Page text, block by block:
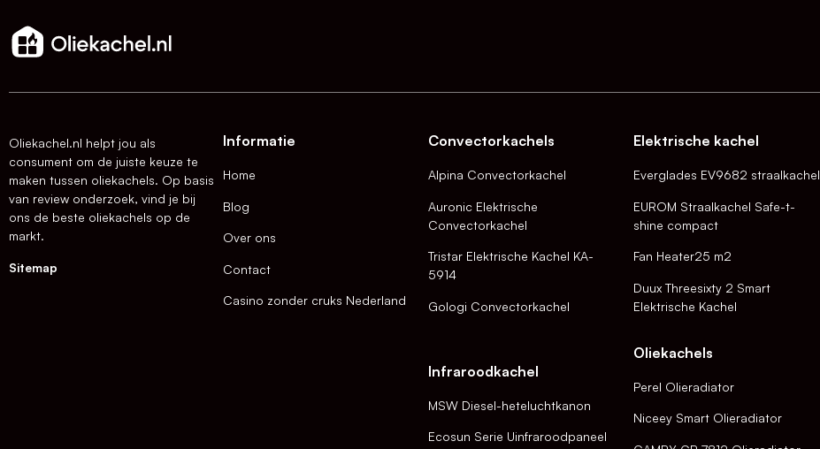
Oliekachel.nl helpt jou als
consument om de juiste keuze te
maken tussen oliekachels. Op basis
van review onderzoek, vind je bij
ons de beste oliekachels op de
markt.
Sitemap
Informatie
Home
Blog
Over ons
Contact
Casino zonder cruks Nederland
Convectorkachels
Alpina Convectorkachel
Auronic Elektrische
Convectorkachel
Tristar Elektrische Kachel KA-
5914
Gologi Convectorkachel
Infraroodkachel
MSW Diesel-heteluchtkanon
Ecosun Serie Uinfraroodpaneel
Elektrische kachel
Everglades EV9682 straalkachel
EUROM Straalkachel Safe-t-
shine compact
Fan Heater25 m2
Duux Threesixty 2 Smart
Elektrische Kachel
Oliekachels
Perel Olieradiator
Niceey Smart Olieradiator